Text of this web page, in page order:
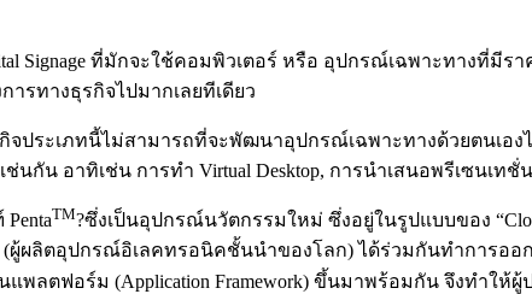
Signage ที่มักจะใช้คอมพิวเตอร์ หรือ อุปกรณ์เฉพาะทางที่มี
รทางธุรกิจไปมากเลยทีเดียว
จประเภทนี้ไม่สามารถที่จะพัฒนาอุปกรณ์เฉพาะทางด้วยตนเ
นกัน อาทิเช่น การทำ Virtual Desktop, การนำเสนอพรีเซนเ
TM?ซึ่งเป็นอุปกรณ์นวัตกรรมใหม่ ซึ่งอยู่ในรูปแบบของ
(ผู้ผลิตอุปกรณ์อิเลคทรอนิคชั้นนำของโลก) ได้ร่วมกันทำการอ
พลตฟอร์ม (Application Framework) ขึ้นมาพร้อมกัน จึงทำให้ผู้